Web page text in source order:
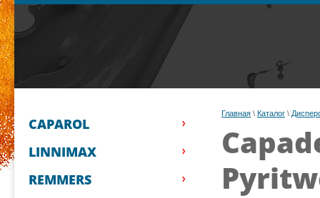
CAPAROL
LINNIMAX
REMMERS
Главная \ Каталог \